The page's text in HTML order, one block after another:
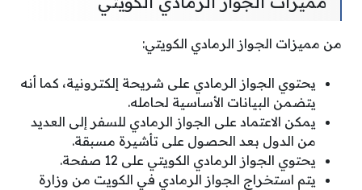
من مميزات الجواز الرمادي الكويتي:
يحتوي الجواز الرمادي على شريحة إلكترونية، كما أنه
يتضمن البيانات الأساسية لحامله.
يمكن الاعتماد على الجواز الرمادي للسفر إلى العديد
من الدول بعد الحصول على تأشيرة مسبقة.
يحتوي الجواز الرمادي الكويتي على 12 صفحة.
يتم استخراج الجواز الرمادي في الكويت من وزارة